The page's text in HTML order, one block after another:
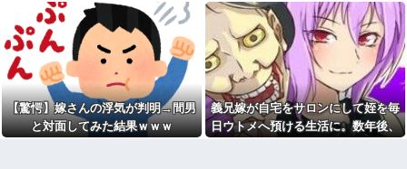
っ…」→まさかの要求に…
旦那が仕事でやらかして、減
給＆異動になった。旦那「会社
辞めて来た」私「一体何をやら
かしたの？」旦那「…」→結
果…
色々副業に手を出したけど、
結局残業するのが1番稼げるな
【画像】ワイ「アルファード
かれながら大揉めして・・・
公園遊びの菓子交換が嫌だ。
大人数だと菓子食べ放題みたい
になっちゃって身体にも歯にも
良くないし最悪
明日が期末テストなのに勉強
もしないでテレビ見てる息子。
消したら発狂し「俺は底辺高校
でいいのｗバカだしｗ」って開
き直り。
い人は診ません」と拒否された。タ
クシーを呼ぶための電話も貸してく
れず...
承したら、さらに図々しい要求まで
飛び出して…
【驚愕】嫁さんの浮気が判明→間男
と対面してみた結果ｗｗｗ
義兄嫁が自宅をサロンにして姪を毎
日ウトメへ預ける生活に。数年後、